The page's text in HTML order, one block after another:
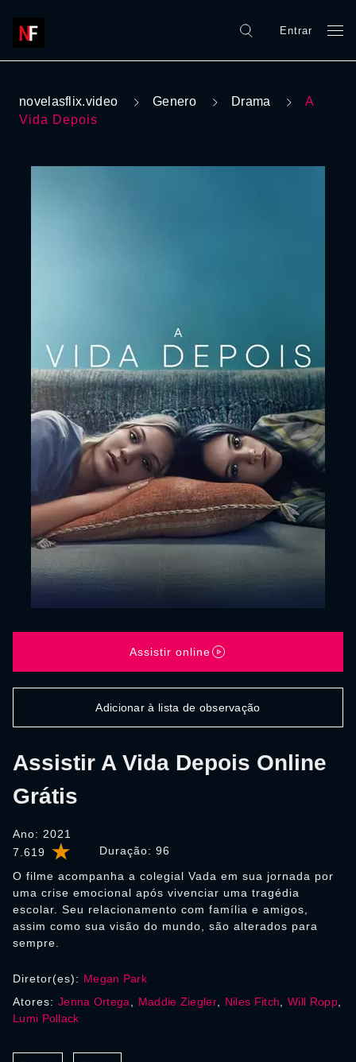
Entrar
novelasflix.video Genero Drama
A
Vida Depois
7.619 Duração: 96
Assistir A Vida Depois Online
Grátis
Ano: 2021
O filme acompanha a colegial Vada em sua jornada por
uma crise emocional após vivenciar uma tragédia
escolar. Seu relacionamento com família e amigos,
assim como sua visão do mundo, são alterados para
sempre.
Assistir online
Adicionar à lista de observação
Diretor(es): Megan Park
Atores: Jenna Ortega Maddie Ziegler, Niles Fitch ,Will Ropp,
Lumi Pollack